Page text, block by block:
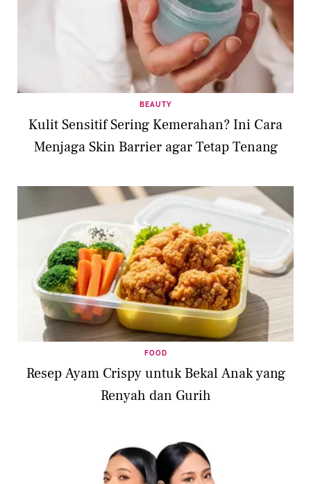
BEAUTY
Kulit Sensitif Sering Kemerahan? Ini Cara
Menjaga Skin Barrier agar Tetap Tenang
FOOD
Resep Ayam Crispy untuk Bekal Anak yang
Renyah dan Gurih